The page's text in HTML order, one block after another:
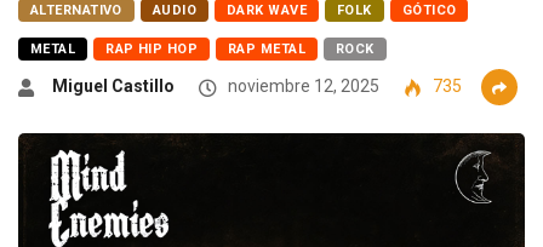
ALTERNATIVO AUDIO DARK WAVE FOLK GÓTICO
METAL RAP HIP HOP RAP METAL ROCK
Miguel Castillo noviembre 12, 2025 735